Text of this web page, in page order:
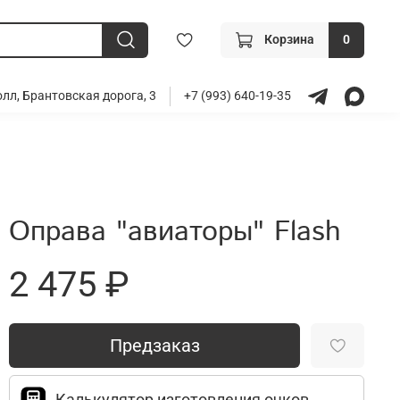
Корзина 0
Брантовская дорога, 3 +7 (993) 640-19-35
Оправа "авиаторы" Flash
2 475 ₽
Предзаказ